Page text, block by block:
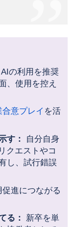
AIの利用を推奨
、使用を控え
合意プレイ を活
す： 自分自身
クエストやコ
し、試行錯誤
進につながる
る： 新卒を単